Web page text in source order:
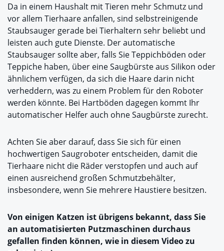
Da in einem Haushalt mit Tieren mehr Schmutz und
vor allem Tierhaare anfallen, sind selbstreinigende
Staubsauger gerade bei Tierhaltern sehr beliebt und
leisten auch gute Dienste. Der automatische
Staubsauger sollte aber, falls Sie Teppichböden oder
Teppiche haben, über eine Saugbürste aus Silikon oder
ähnlichem verfügen, da sich die Haare darin nicht
verheddern, was zu einem Problem für den Roboter
werden könnte. Bei Hartböden dagegen kommt Ihr
automatischer Helfer auch ohne Saugbürste zurecht.
Achten Sie aber darauf, dass Sie sich für einen
hochwertigen Saugroboter entscheiden, damit die
Tierhaare nicht die Räder verstopfen und auch auf
einen ausreichend großen Schmutzbehälter,
insbesondere, wenn Sie mehrere Haustiere besitzen.
Von einigen Katzen ist übrigens bekannt, dass Sie
an automatisierten Putzmaschinen durchaus
gefallen finden können, wie in diesem Video zu